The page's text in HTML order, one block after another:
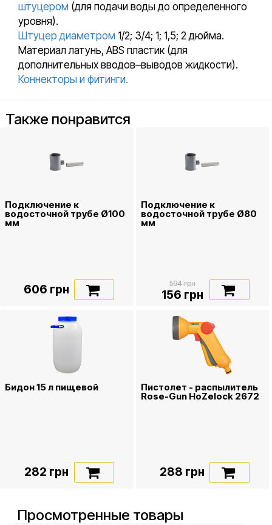
штуцером (для подачи воды до определенного
уровня).
Штуцер диаметром 1/2; 3/4; 1; 1,5; 2 дюйма.
Материал латунь, ABS пластик (для
дополнительных вводов–выводов жидкости).
Коннекторы и фитинги.
Также понравится
Подключение к
водосточной трубе Ø100
мм
606 грн
Подключение к
водосточной трубе Ø80
мм
156 грн
594 грн
Бидон 15 л пищевой
282 грн
Пистолет - распылитель
Rose-Gun HoZelock 2672
288 грн
Просмотренные товары